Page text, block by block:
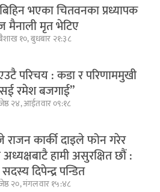
भएका चितवनका प्रध्यापक
मैनाली मृत भेटिए
१०, बुधबार २१:३८
परिचय : कडा र परिणाममुखी
सई रमेश बजगाई”
२४, आईतवार ०९:१८
कार्की दाइले फोन गरेर
हामी असुरक्षित छौं :
दिपेन्द्र पन्डित
२०, मंगलवार १५:४८